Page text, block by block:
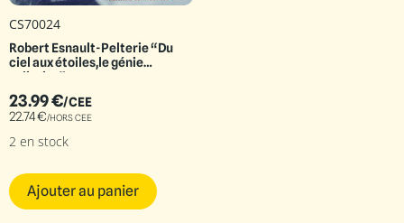
CS70024
Robert Esnault-Pelterie “Du
ciel aux étoiles,le génie
solitaire”
23.99€/CEE
22.74€/HORS CEE
2 en stock
Ajouter au panier